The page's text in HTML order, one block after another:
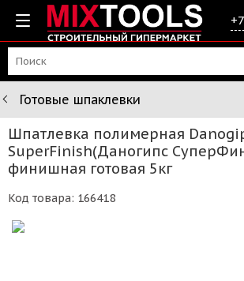
Готовые шпаклевки
Шпатлевка полимерная
SuperFinish(Даногипс
финишная готовая 5кг
Код товара: 166418